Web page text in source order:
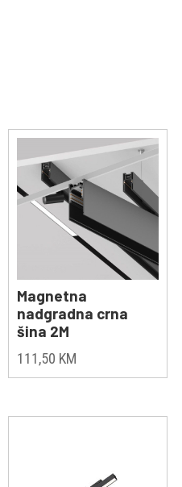
Magnetna
nadgradna crna
šina 2M
111,50 KM